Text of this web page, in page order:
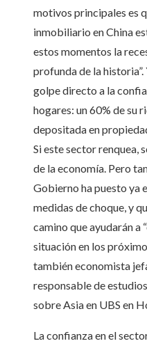
motivos principales es
inmobiliario en China
estos momentos la
profunda de la historia”.
golpe directo a la
hogares: un 60% de su
depositada en
Si este sector renquea,
de la economía. Pero
Gobierno ha puesto ya
medidas de choque, y
camino que ayudarán a
situación en los
también economista
responsable de
sobre Asia en UBS en
La confianza en el